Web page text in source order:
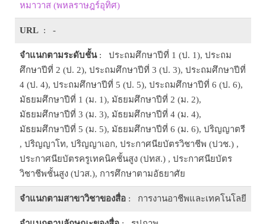
หมาวาส (พหลราษฎร์อุทิศ)
URL : -
จำแนกตามระดับชั้น: ประถมศึกษาปีที่ 1 (ป. 1), ประถม
ศึกษาปีที่ 2 (ป. 2), ประถมศึกษาปีที่ 3 (ป. 3), ประถมศึกษาปีที่
4 (ป. 4), ประถมศึกษาปีที่ 5 (ป. 5), ประถมศึกษาปีที่ 6 (ป. 6),
มัธยมศึกษาปีที่ 1 (ม. 1), มัธยมศึกษาปีที่ 2 (ม. 2),
มัธยมศึกษาปีที่ 3 (ม. 3), มัธยมศึกษาปีที่ 4 (ม. 4),
มัธยมศึกษาปีที่ 5 (ม. 5), มัธยมศึกษาปีที่ 6 (ม. 6), ปริญญาตรี
, ปริญญาโท, ปริญญาเอก, ประกาศนียบัตรวิชาชีพ (ปวช.) ,
ประกาศนียบัตรครูเทคนิคชั้นสูง (ปทส.) , ประกาศนียบัตร
วิชาชีพชั้นสูง (ปวส.), การศึกษาตามอัธยาศัย
จำแนกตามสาขาวิชาของสื่อ : การงานอาชีพและเทคโนโลยี